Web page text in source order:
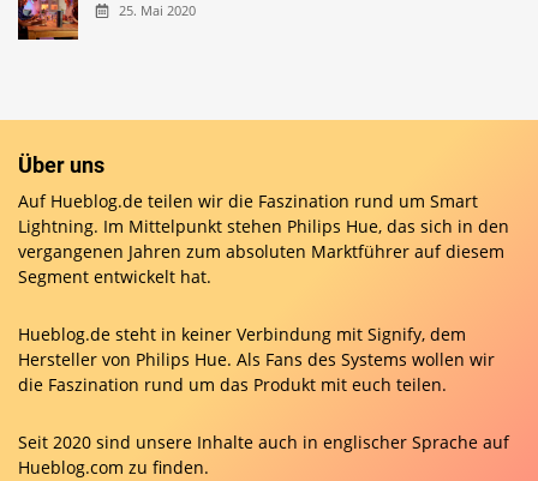
25. Mai 2020
Über uns
Auf Hueblog.de teilen wir die Faszination rund um Smart
Lightning. Im Mittelpunkt stehen Philips Hue, das sich in den
vergangenen Jahren zum absoluten Marktführer auf diesem
Segment entwickelt hat.
Hueblog.de steht in keiner Verbindung mit Signify, dem
Hersteller von Philips Hue. Als Fans des Systems wollen wir
die Faszination rund um das Produkt mit euch teilen.
Seit 2020 sind unsere Inhalte auch in englischer Sprache auf
Hueblog.com zu finden.